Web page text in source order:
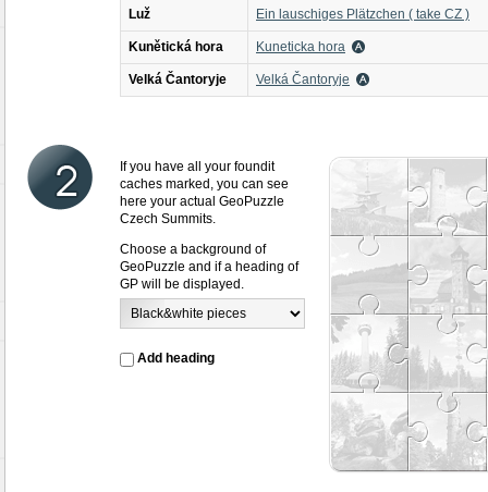
Luž Ein lauschiges Plätzchen ( take CZ )
Kunětická hora Kuneticka hora
Velká Čantoryje Velká Čantoryje
If you have all your foundit
caches marked, you can see
here your actual GeoPuzzle
Czech Summits.
Choose a background of
GeoPuzzle and if a heading of
GP will be displayed.
Add heading